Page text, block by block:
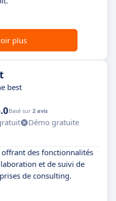
plus
best
Basé sur 2 avis
Démo gratuite
des fonctionnalités
et de suivi de
de consulting.